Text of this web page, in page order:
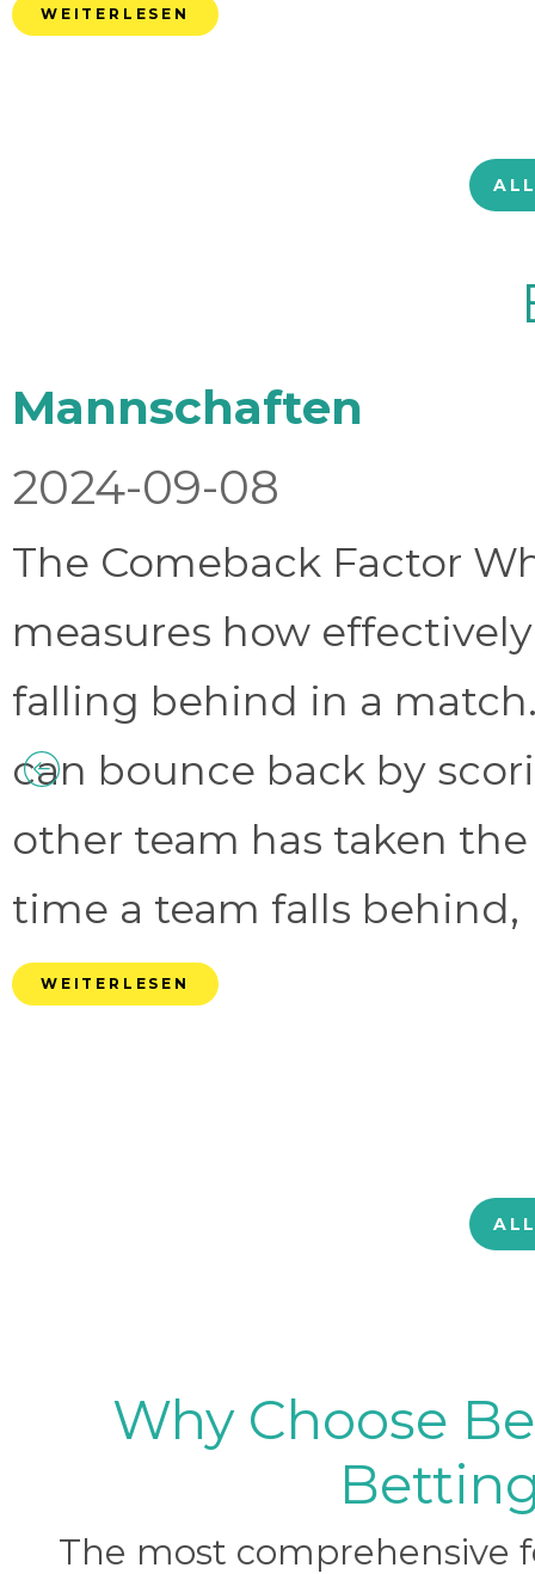
WEITERLESEN
Mannschaften
2024-09-08
The Comeback Factor
measures how
falling behind in a
can bounce back by
other team has taken
time a team falls behind,
WEITERLESEN
Why Choose
The most